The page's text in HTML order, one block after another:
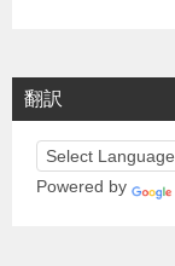
翻訳
Powered by